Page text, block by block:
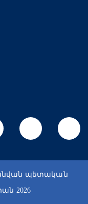
պետական
2026